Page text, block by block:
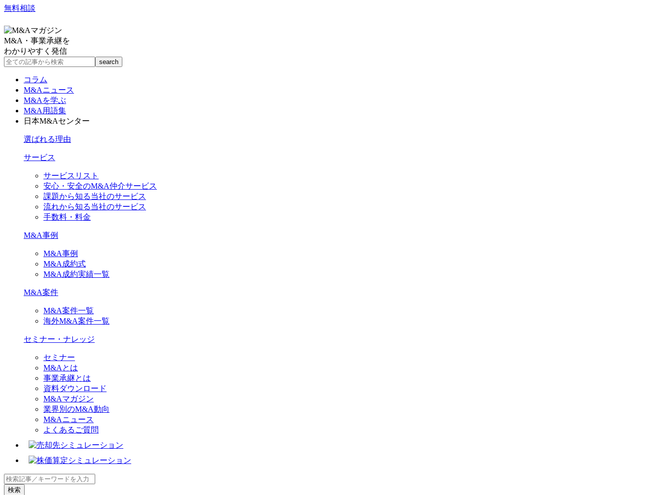
無料相談
M&A・事業承継を
わかりやすく発信
コラム
M&Aニュース
M&Aを学ぶ
M&A用語集
日本M&Aセンター
選ばれる理由
サービス
サービスリスト
安心・安全のM&A仲介サービス
課題から知る当社のサービス
流れから知る当社のサービス
手数料・料金
M&A事例
M&A事例
M&A成約式
M&A成約実績一覧
M&A案件
M&A案件一覧
海外M&A案件一覧
セミナー・ナレッジ
セミナー
M&Aとは
事業承継とは
資料ダウンロード
M&Aマガジン
業界別のM&A動向
M&Aニュース
よくあるご質問